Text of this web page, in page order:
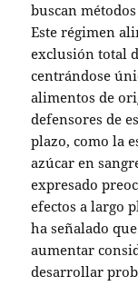
buscan
Este régimen
exclusión total
centrándose
alimentos de
defensores de
plazo, como la
azúcar en
expresado
efectos a largo
ha señalado
aumentar
desarrollar